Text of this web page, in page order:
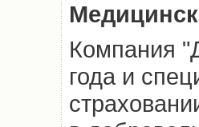
Компания
года и